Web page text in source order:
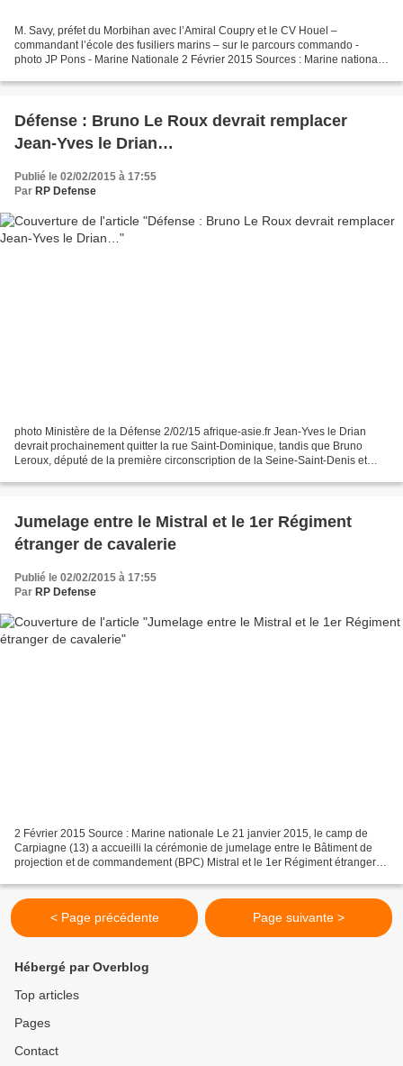
M. Savy, préfet du Morbihan avec l’Amiral Coupry et le CV Houel –
commandant l’école des fusiliers marins – sur le parcours commando -
photo JP Pons - Marine Nationale 2 Février 2015 Sources : Marine nationale
Défense : Bruno Le Roux devrait remplacer
Jean-Yves le Drian…
Publié le 02/02/2015 à 17:55
Par RP Defense
photo Ministère de la Défense 2/02/15 afrique-asie.fr Jean-Yves le Drian
devrait prochainement quitter la rue Saint-Dominique, tandis que Bruno
Leroux, député de la première circonscription de la Seine-Saint-Denis et
Jumelage entre le Mistral et le 1er Régiment
étranger de cavalerie
Publié le 02/02/2015 à 17:55
Par RP Defense
2 Février 2015 Source : Marine nationale Le 21 janvier 2015, le camp de
Carpiagne (13) a accueilli la cérémonie de jumelage entre le Bâtiment de
projection et de commandement (BPC) Mistral et le 1er Régiment étranger
< Page précédente Page suivante >
Hébergé par Overblog
Top articles
Pages
Contact